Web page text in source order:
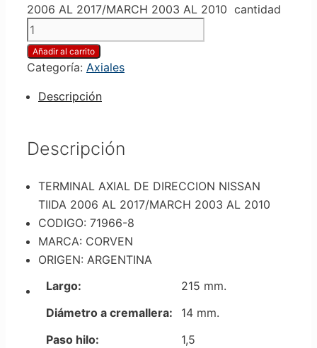
2006 AL 2017/MARCH 2003 AL 2010 cantidad
Añadir al carrito
Categoría: Axiales
Descripción
Descripción
TERMINAL AXIAL DE DIRECCION NISSAN
TIIDA 2006 AL 2017/MARCH 2003 AL 2010
CODIGO: 71966-8
MARCA: CORVEN
ORIGEN: ARGENTINA
Largo:
215 mm.
Diámetro a cremallera:
14 mm.
Paso hilo:
1,5